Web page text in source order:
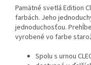
Pamätné svetlá Edition
farbách. Jeho
jednoduchosťou.
vyrobené vo farbe
Spolu s urnou